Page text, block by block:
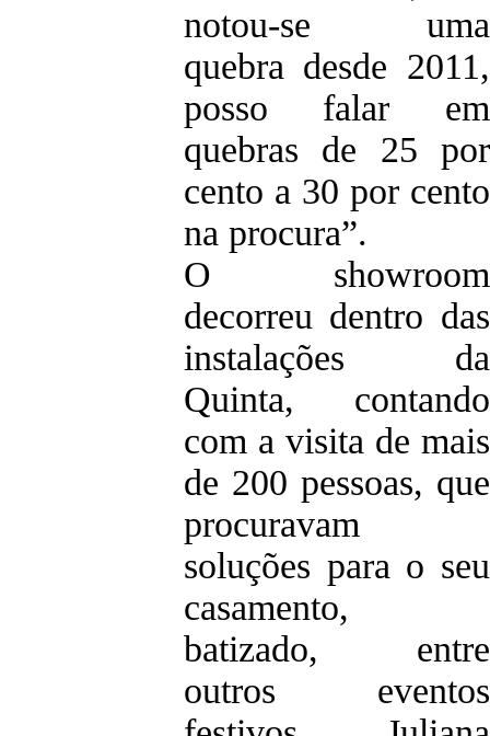
notou-se uma
quebra desde 2011,
posso falar em
quebras de 25 por
cento a 30 por cento
na procura”.
O showroom
decorreu dentro das
instalações da
Quinta, contando
com a visita de mais
de 200 pessoas, que
procuravam
soluções para o seu
casamento,
batizado, entre
outros eventos